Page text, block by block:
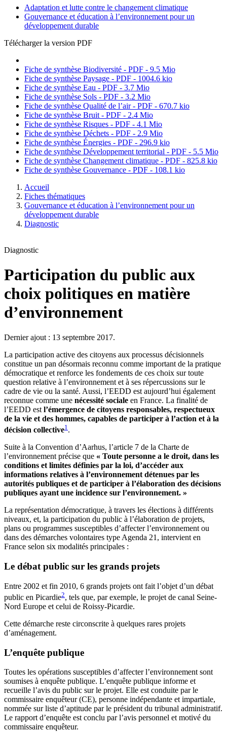
Adaptation et lutte contre le changement climatique
Gouvernance et éducation à l’environnement pour un
développement durable
Télécharger la version PDF
Fiche de synthèse Biodiversité - PDF - 9.5 Mio
Fiche de synthèse Paysage - PDF - 1004.6 kio
Fiche de synthèse Eau - PDF - 3.7 Mio
Fiche de synthèse Sols - PDF - 3.2 Mio
Fiche de synthèse Qualité de l’air - PDF - 670.7 kio
Fiche de synthèse Bruit - PDF - 2.4 Mio
Fiche de synthèse Risques - PDF - 4.1 Mio
Fiche de synthèse Déchets - PDF - 2.9 Mio
Fiche de synthèse Énergies - PDF - 296.9 kio
Fiche de synthèse Développement territorial - PDF - 5.5 Mio
Fiche de synthèse Changement climatique - PDF - 825.8 kio
Fiche de synthèse Gouvernance - PDF - 108.1 kio
Accueil
Fiches thématiques
Gouvernance et éducation à l’environnement pour un
développement durable
Diagnostic
Diagnostic
Participation du public aux
choix politiques en matière
d’environnement
Dernier ajout : 13 septembre 2017.
La participation active des citoyens aux processus décisionnels
constitue un pan désormais reconnu comme important de la pratique
démocratique et renforce les fondements de ces choix sur toute
question relative à l’environnement et à ses répercussions sur le
cadre de vie ou la santé. Aussi, l’EEDD est aujourd’hui également
reconnue comme une nécessité sociale en France. La finalité de
l’EEDD est l’émergence de citoyens responsables, respectueux
de la vie et des hommes, capables de participer à l’action et à la
décision collective1 .
Suite à la Convention d’Aarhus, l’article 7 de la Charte de
l’environnement précise que « Toute personne a le droit, dans les
conditions et limites définies par la loi, d’accéder aux
informations relatives à l’environnement détenues par les
autorités publiques et de participer à l’élaboration des décisions
publiques ayant une incidence sur l’environnement. »
La représentation démocratique, à travers les élections à différents
niveaux, et, la participation du public à l’élaboration de projets,
plans ou programmes susceptibles d’affecter l’environnement ou
dans des démarches volontaires type Agenda 21, intervient en
France selon six modalités principales :
Le débat public sur les grands projets
Entre 2002 et fin 2010, 6 grands projets ont fait l’objet d’un débat
public en Picardie2, tels que, par exemple, le projet de canal Seine-
Nord Europe et celui de Roissy-Picardie.
Cette démarche reste circonscrite à quelques rares projets
d’aménagement.
L’enquête publique
Toutes les opérations susceptibles d’affecter l’environnement sont
soumises à enquête publique. L’enquête publique informe et
recueille l’avis du public sur le projet. Elle est conduite par le
commissaire enquêteur (CE), personne indépendante et impartiale,
nommée sur liste d’aptitude par le président du tribunal administratif.
Le rapport d’enquête est conclu par l’avis personnel et motivé du
commissaire enquêteur.